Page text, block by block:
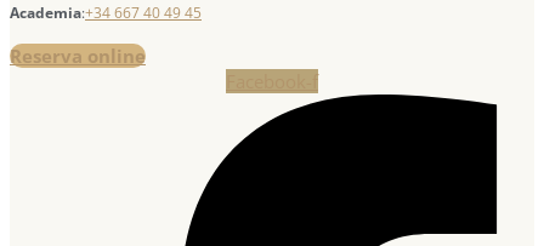
Academia:+34 667 40 49 45
Reserva online